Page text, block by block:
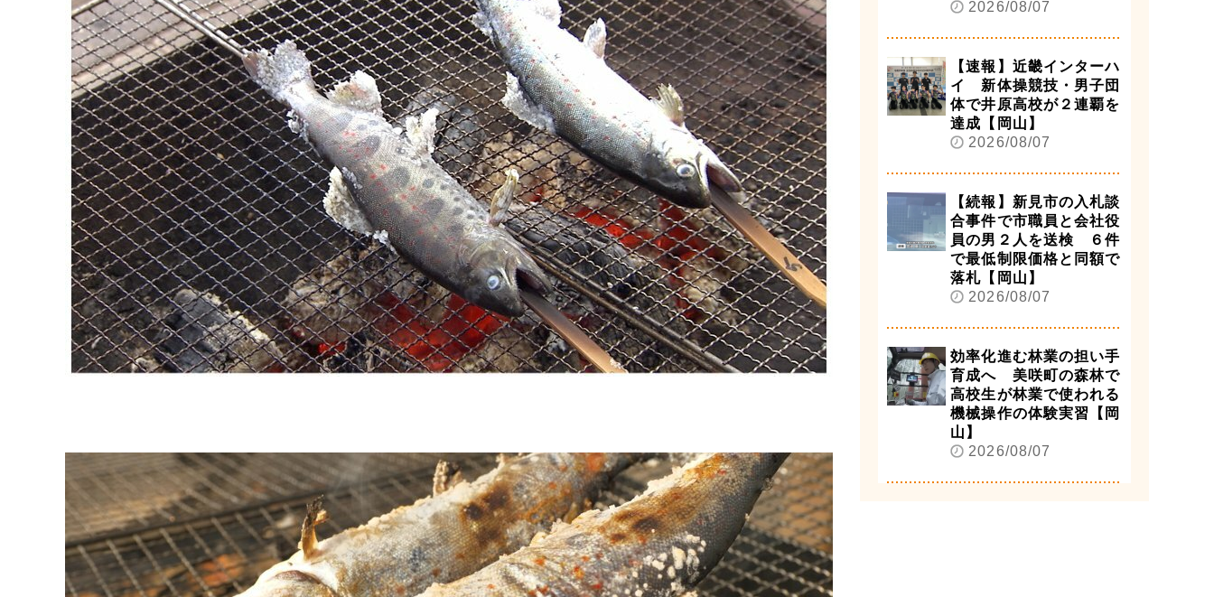
2026/08/07
【速報】近畿インターハ
イ 新体操競技・男子団
体で井原高校が２連覇を
達成【岡山】
2026/08/07
【続報】新見市の入札談
合事件で市職員と会社役
員の男２人を送検 ６件
で最低制限価格と同額で
落札【岡山】
2026/08/07
効率化進む林業の担い手
育成へ 美咲町の森林で
高校生が林業で使われる
機械操作の体験実習【岡
山】
2026/08/07